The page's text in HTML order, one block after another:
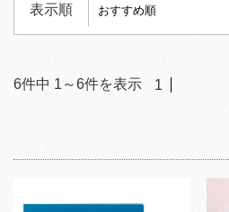
表示順
6件中 1 ～6件を表示 1